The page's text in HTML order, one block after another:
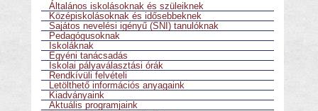
Általános iskolásoknak és szüleiknek
Középiskolásoknak és idősebbeknek
Sajátos nevelési igényű (SNI) tanulóknak
Pedagógusoknak
Iskoláknak
Egyéni tanácsadás
Iskolai pályaválasztási órák
Rendkívüli felvételi
Letölthető információs anyagaink
Kiadványaink
Aktuális programjaink